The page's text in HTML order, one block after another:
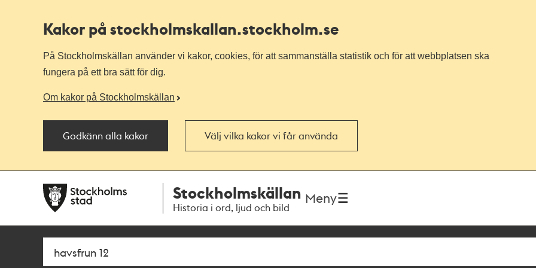
Kakor på stockholmskallan.stockholm.se
På Stockholmskällan använder vi kakor, cookies, för att sammanställa statistik och för att webbplatsen ska
fungera på ett bra sätt för dig.
Om kakor på Stockholmskällan
Godkänn alla kakor Välj vilka kakor vi får använda
navigationen
huvudinnehållet
Stockholmskällan
Historia i ord, ljud och bild
Meny
Sök